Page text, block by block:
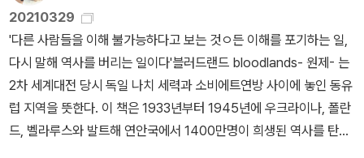
최초의 체계적인 설명은 19세기 전기학과 자기학을 집대성해 전자기
학을 수립한 영국의 물리학자 맥스웰에 의해 이루어졌다. 맥스웰의
전자기파 이론으로 빛에 대해 완벽히 이해했다고 생각했던 20세기
초, 빛의 정체에 대한 관점에 근본적인 전환이 생긴다. 빛의 속도는 우
주에 존재하는 속도의 상한선으로서 특수 상대성 이론이 탄생하는 기
반이 되었다. 또한 미시 세계를 다루는 학문인 양자 물리학은 빛 에너
하는 아름다움이 물리학자의 눈에는 어떻게 비칠까? 1부의 마지막 장
은 목성에서 치는 번개를 다루니, 이 책에서는 지구에서 일어나는 현
상만을 다루지 않는다. 2부. 인간이 만든 빛빛은 태양에서만 만들어
지는 것이 아니다. 오래 전 인간이 불을 다룰 줄 알게 되었듯이 오늘날
인간은 빛을 다룬다. 2부는 특히나 배울 게 많다. 같은 물리학자라도
LED나 OLED의 원리 정도만 알지 그 깊은 의미를 다 알지는 못한다.
20210329
'다른 사람들을 이해 불가능하다고 보는 것ㅇ든 이해를 포기하는 일,
다시 말해 역사를 버리는 일이다'블러드랜드 bloodlands- 원제- 는
2차 세계대전 당시 독일 나치 세력과 소비에트연방 사이에 놓인 동유
럽 지역을 뜻한다. 이 책은 1933년부터 1945년에 우크라이나, 폴란
드, 벨라루스와 발트해 연안국에서 1400만명이 희생된 역사를 탄탄